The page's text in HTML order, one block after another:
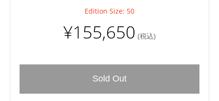
Edition Size: 50
¥155,650 (税込)
Sold Out